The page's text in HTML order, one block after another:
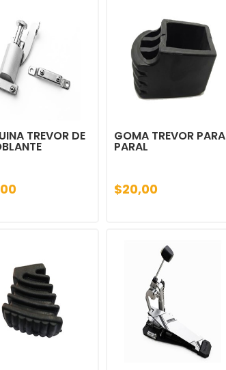
TREVOR DE GOMA TREVOR PARA
PARAL
$20,00